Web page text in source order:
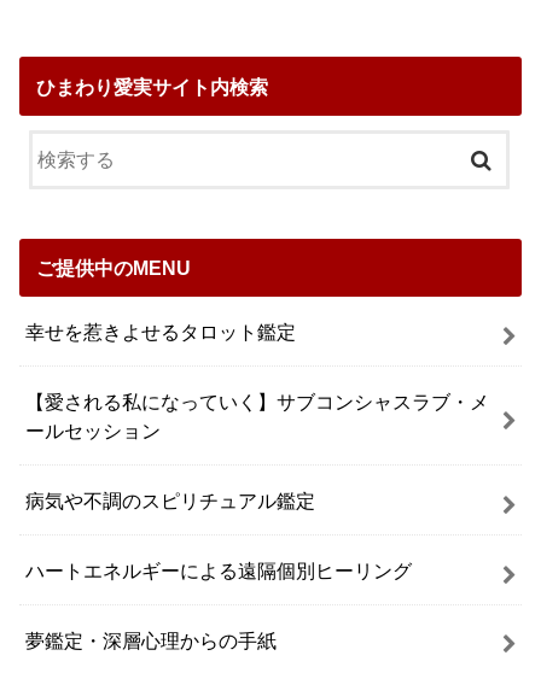
ひまわり愛実サイト内検索
ご提供中のMENU
幸せを惹きよせるタロット鑑定
【愛される私になっていく】サブコンシャスラブ・メ
ールセッション
病気や不調のスピリチュアル鑑定
ハートエネルギーによる遠隔個別ヒーリング
夢鑑定・深層心理からの手紙